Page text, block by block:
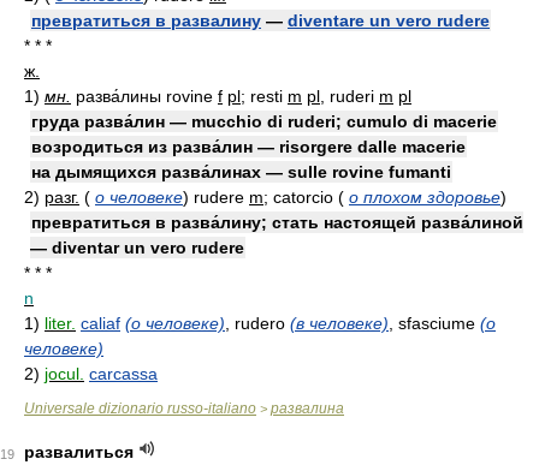
превратиться в развалину — diventare un vero rudere
* * *
ж.
1) мн. разва́лины rovine f pl; resti m pl , ruderi m pl
груда разва́лин — mucchio di ruderi; cumulo di macerie
возродиться из разва́лин — risorgere dalle macerie
на дымящихся разва́линах — sulle rovine fumanti
2) разг. ( о человеке) rudere m; catorcio ( о плохом здоровье)
превратиться в разва́лину; стать настоящей разва́линой
— diventar un vero rudere
* * *
n
1) liter. caliaf (о человеке) , rudero (в человеке) , sfasciume (о
человеке)
2) jocul. carcassa
Universale dizionario russo-italiano > развалина
19
развалиться